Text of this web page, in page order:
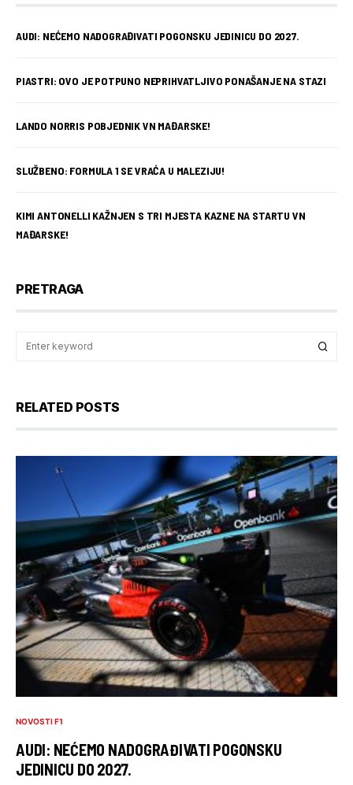
AUDI: NEĆEMO NADOGRAĐIVATI POGONSKU JEDINICU DO 2027.
PIASTRI: OVO JE POTPUNO NEPRIHVATLJIVO PONAŠANJE NA STAZI
LANDO NORRIS POBJEDNIK VN MAĐARSKE!
SLUŽBENO: FORMULA 1 SE VRAĆA U MALEZIJU!
KIMI ANTONELLI KAŽNJEN S TRI MJESTA KAZNE NA STARTU VN
MAĐARSKE!
PRETRAGA
RELATED POSTS
NOVOSTI F1
AUDI: NEĆEMO NADOGRAĐIVATI POGONSKU
JEDINICU DO 2027.